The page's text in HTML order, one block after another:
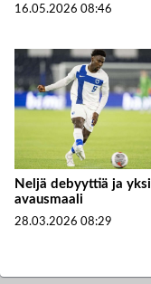
16.05.2026 08:46
Neljä debyyttiä ja yksi
avausmaali
28.03.2026 08:29